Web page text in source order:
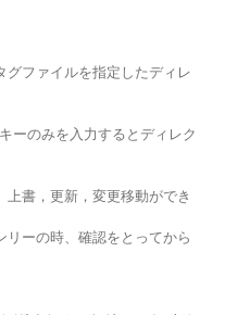
ファイルを指定したディレ
ーのみを入力するとディレク
書，更新，変更移動ができ
ーの時、確認をとってから